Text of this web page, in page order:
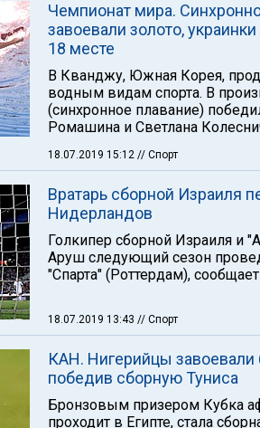
Чемпионат мира.
завоевали золото,
18 месте
В Кванджу, Южная Корея,
водным видам спорта. В
(синхронное плавание)
Ромашина и Светлана
18.07.2019 15:12 // Спорт
Вратарь сборной Израиля
Нидерландов
Голкипер сборной Израиля и
Аруш следующий сезон
"Спарта" (Роттердам),
18.07.2019 13:43 // Спорт
КАН. Нигерийцы
победив сборную Туниса
Бронзовым призером Кубка
проходит в Египте, стала